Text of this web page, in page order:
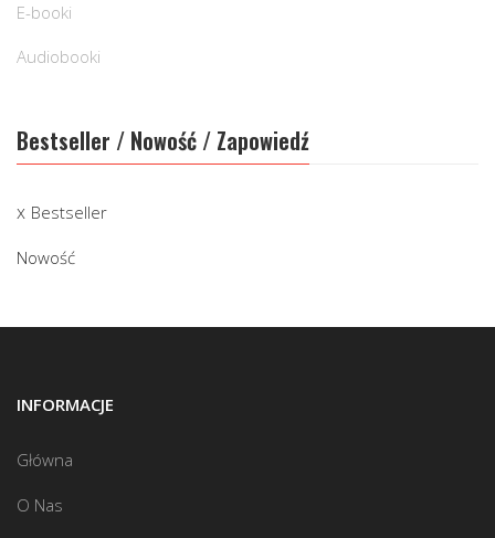
E-booki
Audiobooki
Bestseller / Nowość / Zapowiedź
Bestseller
Nowość
INFORMACJE
Główna
O Nas